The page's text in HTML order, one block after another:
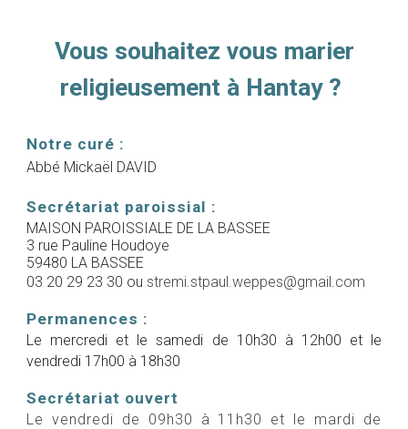
Vous souhaitez vous marier
religieusement à Hantay ?
Notre curé :
Abbé Mickaël DAVID
Secrétariat paroissial :
MAISON PAROISSIALE DE LA BASSEE
3 rue Pauline Houdoye
59480 LA BASSEE
03 20 29 23 30 ou stremi.stpaul.weppes@gmail.com
Permanences :
Le mercredi et le samedi de 10h30 à 12h00 et le
vendredi 17h00 à 18h30
Secrétariat ouvert
Le vendredi de 09h30 à 11h30 et le mardi de